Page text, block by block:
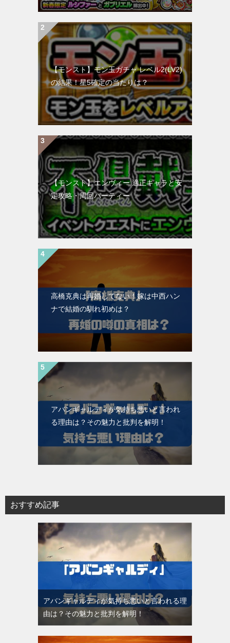
【モンスト】モン玉ガチャ レベル2(LV2)
の結果！星5確定の当たりは？
【モンスト】エンヴィー 適正キャラと安
定攻略・周回パーティー
高橋克典は再婚してない！嫁は中西ハン
ナで結婚の馴れ初めは？
アバンギャルディが気持ち悪いと言われ
る理由は？その魅力と批判を解明！
おすすめ記事
アバンギャルディが気持ち悪いと言われる理
由は？その魅力と批判を解明！